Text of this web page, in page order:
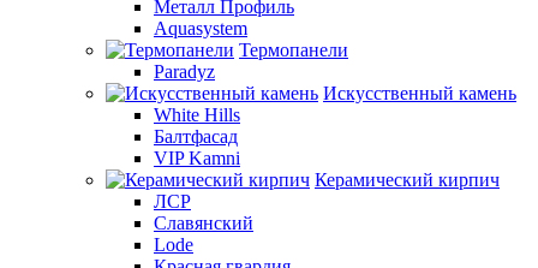
Металл Профиль
Aquasystem
Термопанели
Paradyz
Искусственный камень
White Hills
Балтфасад
VIP Kamni
Керамический кирпич
ЛСР
Славянский
Lode